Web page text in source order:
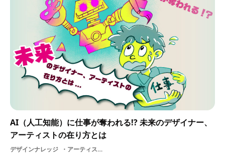
AI（人工知能）に仕事が奪われる!? 未来のデザイナー、
アーティストの在り方とは
デザインナレッジ アーティストスキルAI（人工知能）国際アイデアテクノロジーサービス大学アウトプットデザインクリエイティブグラフィックデザイナー大学生アナログデジタルWEBアプリケーションUIビジネスはたらくビビビットグラフィックデザインデザインプレゼンテーショングラフィッククリエイティブ・コモンズ地域プログラミングイラストレータークリエイティブアドバイザー就活フロントエンドクリエイティブディレクターアートユーザー体験DESIGNゲームスキルWebデザイナー世界ITサービスー人工知能交流